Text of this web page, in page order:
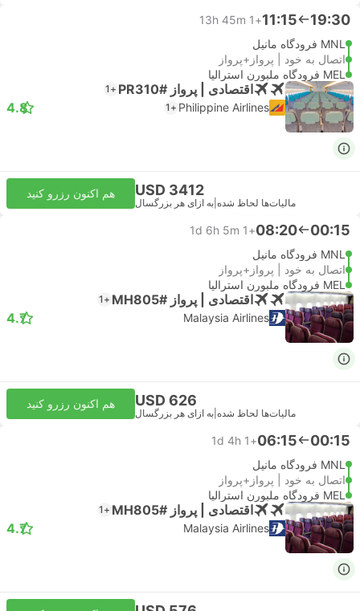
19:30
11:15
+1
13h 45m
MNL فرودگاه مانیل
اتصال به خود | پرواز+پرواز
MEL فرودگاه ملبورن استرالیا
اقتصادی | پرواز #PR310 +1
Philippine Airlines
+1
4.8
USD 3412
مالیات‌ها لحاظ شده به ازای هر بزرگسال
هم اکنون رزرو کنید
00:15
08:20
+1
1d 6h 5m
MNL فرودگاه مانیل
اتصال به خود | پرواز+پرواز
MEL فرودگاه ملبورن استرالیا
اقتصادی | پرواز #MH805 +1
Malaysia Airlines
4.7
USD 626
مالیات‌ها لحاظ شده به ازای هر بزرگسال
هم اکنون رزرو کنید
00:15
06:15
+1
1d 4h
MNL فرودگاه مانیل
اتصال به خود | پرواز+پرواز
MEL فرودگاه ملبورن استرالیا
اقتصادی | پرواز #MH805 +1
Malaysia Airlines
4.7